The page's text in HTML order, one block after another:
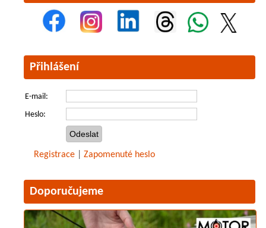
Přihlášení
E-mail:
Heslo:
Registrace Zapomenuté heslo
Doporučujeme